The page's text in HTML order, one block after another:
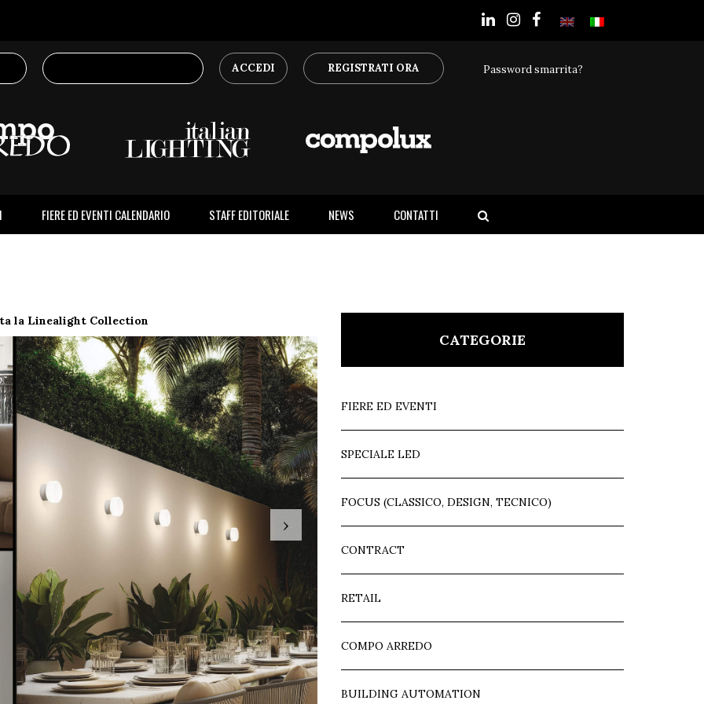
ACCEDI REGISTRATI ORA Password smarrita?
FIERE ED EVENTI CALENDARIO STAFF EDITORIALE NEWS CONTATTI
la Linealight Collection
›
CATEGORIE
FIERE ED EVENTI
SPECIALE LED
FOCUS (CLASSICO, DESIGN, TECNICO)
CONTRACT
RETAIL
COMPO ARREDO
BUILDING AUTOMATION